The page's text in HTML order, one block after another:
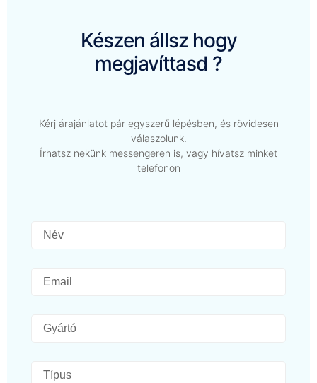
Készen állsz hogy
megjavíttasd ?
Kérj árajánlatot pár egyszerű lépésben, és rövidesen
válaszolunk.
Írhatsz nekünk messengeren is, vagy hívatsz minket
telefonon